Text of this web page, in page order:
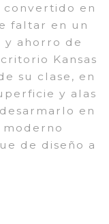
convertido en
faltar en un
y ahorro de
Kansas
su clase, en
y alas
en
moderno
de diseño a